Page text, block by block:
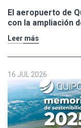
El aeropuerto de
con la ampliación
de Polo Ralph
Leer más
16 JUL 2026